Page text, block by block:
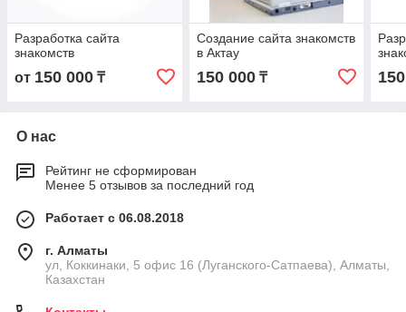
Разработка сайта
знакомств
от 150 000 ₸
Создание сайта знакомств
в Актау
150 000₸
О нас
Рейтинг не сформирован
Менее 5 отзывов за последний год
Работает с 06.08.2018
г. Алматы
ул, Коккинаки, 5 офис 16 (Луганского-Сатпаева), Алматы,
Казахстан